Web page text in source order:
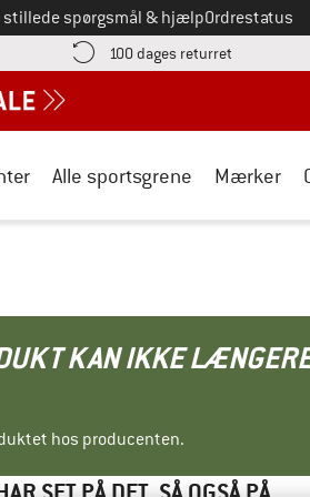
stillede spørgsmål & hjælpOrdrestatus
her! Åbnes i en infoboks
100 dages returret Gå til
Alle sportsgrene Mærker
KAN IKKE
hos producenten.